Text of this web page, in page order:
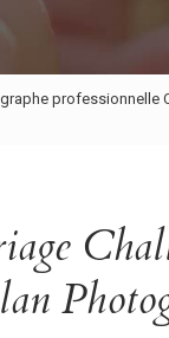
professionnelle